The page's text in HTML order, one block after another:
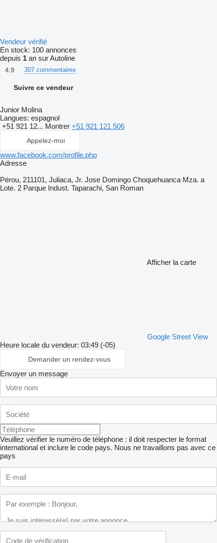
Vendeur vérifié
En stock: 100 annonces
depuis 1 an sur Autoline
4.9 307 commentaires
Suivre ce vendeur
Junior Molina
Langues: espagnol
+51 921 12... Montrer +51 921 121 506
Appelez-moi
www.facebook.com/profile.php
Adresse
Pérou, 211101, Juliaca, Jr. Jose Domingo Choquehuanca Mza. a
Lote. 2 Parque Indust. Taparachi, San Roman
Afficher la carte
Google Street View
Heure locale du vendeur: 03:49 (-05)
Demander un rendez-vous
Envoyer un message
Veuillez vérifier le numéro de téléphone : il doit respecter le format
international et inclure le code pays. Nous ne travaillons pas avec ce
pays